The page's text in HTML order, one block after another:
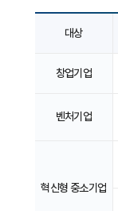
적용
대상
창업기업
벤처기업
혁신형 중소기업